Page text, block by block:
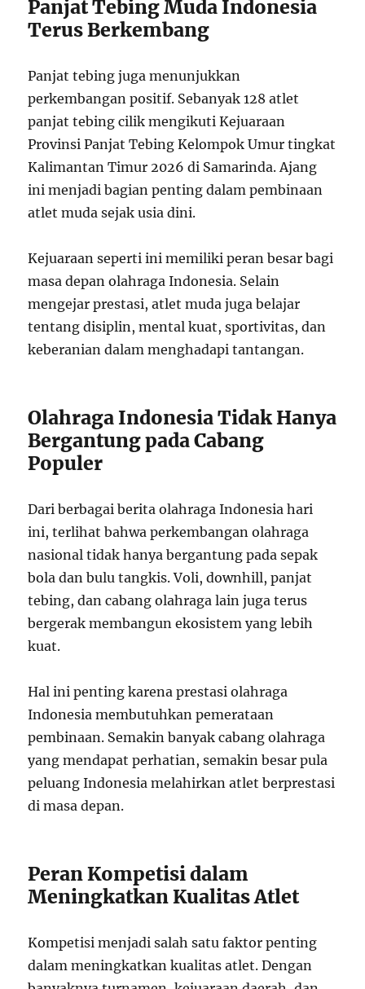
Panjat Tebing Muda Indonesia
Terus Berkembang
Panjat tebing juga menunjukkan
perkembangan positif. Sebanyak 128 atlet
panjat tebing cilik mengikuti Kejuaraan
Provinsi Panjat Tebing Kelompok Umur tingkat
Kalimantan Timur 2026 di Samarinda. Ajang
ini menjadi bagian penting dalam pembinaan
atlet muda sejak usia dini.
Kejuaraan seperti ini memiliki peran besar bagi
masa depan olahraga Indonesia. Selain
mengejar prestasi, atlet muda juga belajar
tentang disiplin, mental kuat, sportivitas, dan
keberanian dalam menghadapi tantangan.
Olahraga Indonesia Tidak Hanya
Bergantung pada Cabang
Populer
Dari berbagai berita olahraga Indonesia hari
ini, terlihat bahwa perkembangan olahraga
nasional tidak hanya bergantung pada sepak
bola dan bulu tangkis. Voli, downhill, panjat
tebing, dan cabang olahraga lain juga terus
bergerak membangun ekosistem yang lebih
kuat.
Hal ini penting karena prestasi olahraga
Indonesia membutuhkan pemerataan
pembinaan. Semakin banyak cabang olahraga
yang mendapat perhatian, semakin besar pula
peluang Indonesia melahirkan atlet berprestasi
di masa depan.
Peran Kompetisi dalam
Meningkatkan Kualitas Atlet
Kompetisi menjadi salah satu faktor penting
dalam meningkatkan kualitas atlet. Dengan